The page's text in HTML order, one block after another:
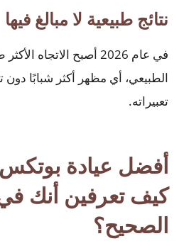
نتائج طبيعية لا مبالغ فيها
في عام 2026 أصبح الاتجاه
الطبيعي، أي مظهر أكثر شبابًا دون
تعبيراته.
أفضل عيادة
كيف تعرفين أنك
الصحيح؟